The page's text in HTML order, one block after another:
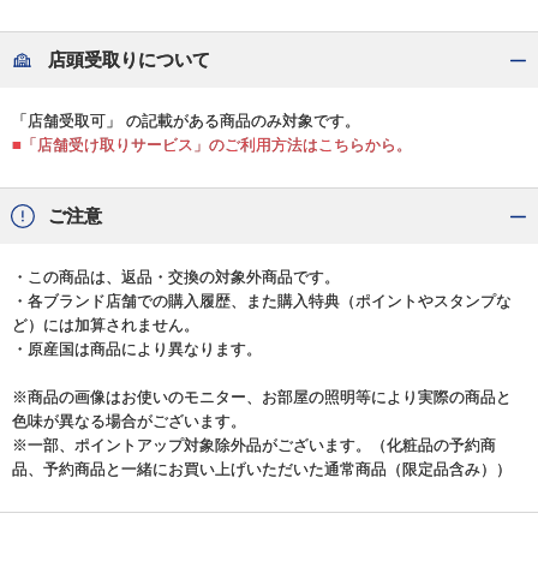
店頭受取りについて
「店舗受取可」 の記載がある商品のみ対象です。
■「店舗受け取りサービス」のご利用方法はこちらから。
ご注意
・この商品は、返品・交換の対象外商品です。
・各ブランド店舗での購入履歴、また購入特典（ポイントやスタンプな
ど）には加算されません。
・原産国は商品により異なります。
※商品の画像はお使いのモニター、お部屋の照明等により実際の商品と
色味が異なる場合がございます。
※一部、ポイントアップ対象除外品がございます。（化粧品の予約商
品、予約商品と一緒にお買い上げいただいた通常商品（限定品含み））